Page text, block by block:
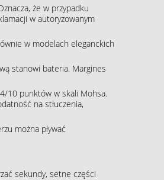
że w przypadku
w autoryzowanym
w modelach eleganckich
stanowi bateria. Margines
10 punktów w skali Mohsa.
na stłuczenia,
można pływać
sekundy, setne części